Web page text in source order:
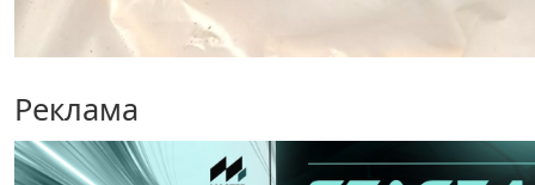
Реклама